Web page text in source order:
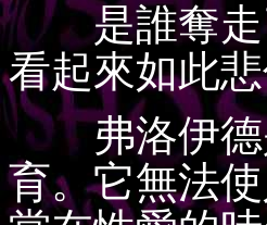
是誰奪走了
看起來如此
弗洛伊德是
育。它無法